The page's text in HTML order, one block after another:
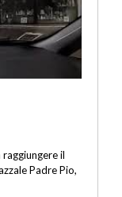
il
Padre Pio,